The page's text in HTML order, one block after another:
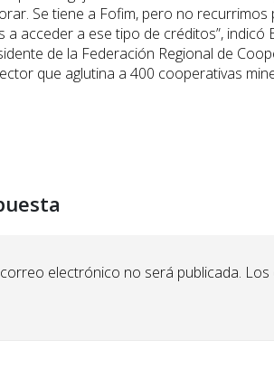
Se tiene a Fofim, pero no
acceder a ese tipo de créditos”, indicó
de la Federación Regional de
que aglutina a 400 cooperativas
electrónico no será publicada.